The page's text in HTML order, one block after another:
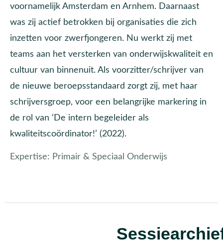
voornamelijk Amsterdam en Arnhem. Daarnaast
was zij actief betrokken bij organisaties die zich
inzetten voor zwerfjongeren. Nu werkt zij met
teams aan het versterken van onderwijskwaliteit en
cultuur van binnenuit. Als voorzitter/schrijver van
de nieuwe beroepsstandaard zorgt zij, met haar
schrijversgroep, voor een belangrijke markering in
de rol van ‘De intern begeleider als
kwaliteitscoördinator!’ (2022).
Expertise: Primair & Speciaal Onderwijs